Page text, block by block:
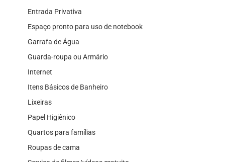
Entrada Privativa
Espaço pronto para uso de notebook
Garrafa de Água
Guarda-roupa ou Armário
Internet
Itens Básicos de Banheiro
Lixeiras
Papel Higiênico
Quartos para famílias
Roupas de cama